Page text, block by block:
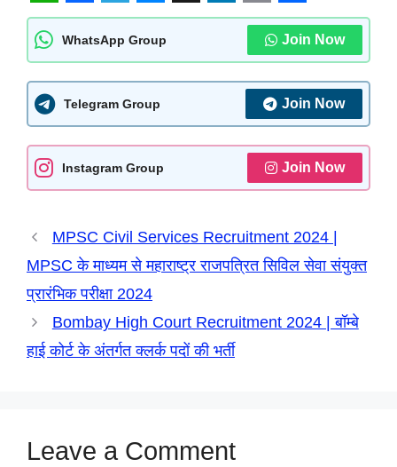
W
h
a
t
s
A
p
F
a
c
e
b
o
o
T
e
l
e
g
r
a
M
e
s
s
e
n
g
r
X L
n
e
I
P
r
i
t
S
h
a
r
e
WhatsApp Group Join Now
Telegram Group Join Now
Instagram Group Join Now
MPSC Civil Services Recruitment 2024 |
MPSC के माध्यम से महाराष्ट्र राजपत्रित सिविल सेवा संयुक्त
प्रारंभिक परीक्षा 2024
Bombay High Court Recruitment 2024 | बॉम्बे
हाई कोर्ट के अंतर्गत क्लर्क पदों की भर्ती
Leave a Comment